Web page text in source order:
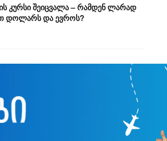
კურსი შეიცვალა – რამდენ ლარად
დოლარს და ევროს?